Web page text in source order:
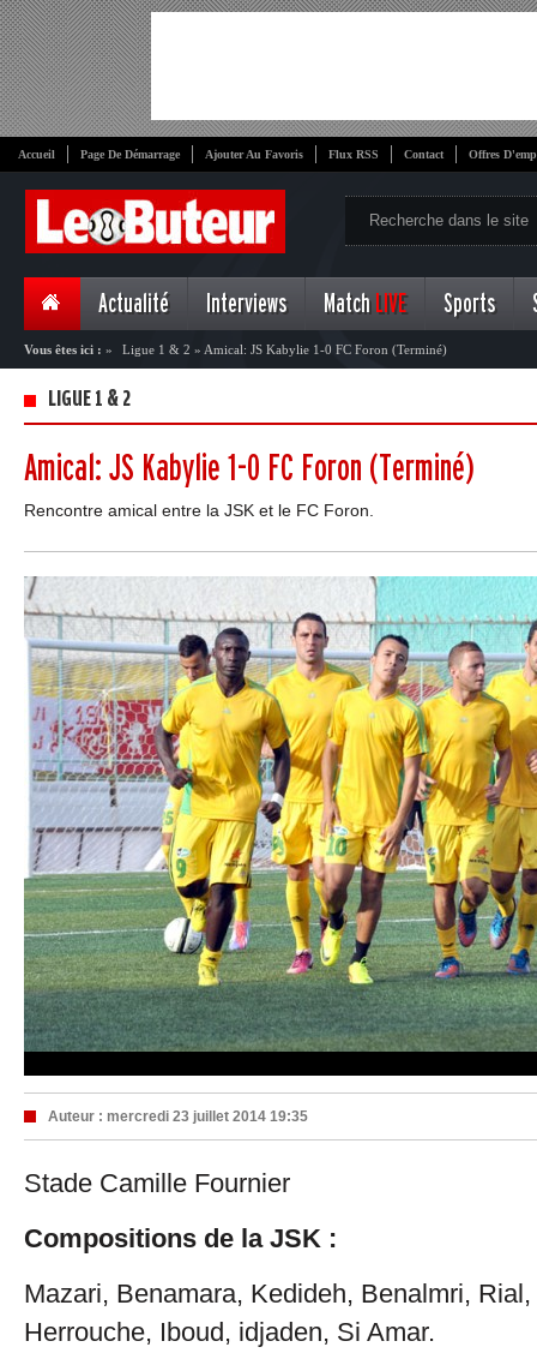
Accueil Page De Démarrage Ajouter Au Favoris Flux RSS Contact Offres
Actualité Interviews Match LIVE Sports
Vous êtes ici : » Ligue 1 & 2 » Amical: JS Kabylie 1-0 FC Foron (Terminé)
LIGUE 1 & 2
Amical: JS Kabylie 1-0 FC Foron (Terminé)
Rencontre amical entre la JSK et le FC Foron.
Auteur : mercredi 23 juillet 2014 19:35
Stade Camille Fournier
Compositions de la JSK :
Mazari, Benamara, Kedideh, Benalmri,
Herrouche, Iboud, idjaden, Si Amar.